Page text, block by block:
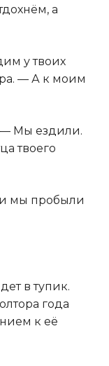
а
у твоих
— А к моим
— Мы ездили.
твоего
и мы пробыли
в тупик.
года
к её